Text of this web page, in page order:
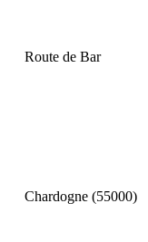
Route de Bar
Chardogne (55000)